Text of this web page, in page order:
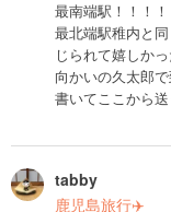
最南端駅！！！！
最北端駅稚内と
じられて嬉しか
向かいの久太郎
書いてここから
tabby
鹿児島旅行✈️